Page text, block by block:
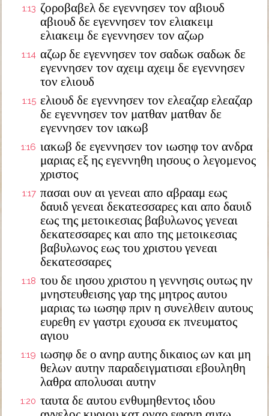
1:13 ζοροβαβελ δε εγεννησεν τον αβιουδ
αβιουδ δε εγεννησεν τον ελιακειμ
ελιακειμ δε εγεννησεν τον αζωρ
1:14 αζωρ δε εγεννησεν τον σαδωκ σαδωκ δε
εγεννησεν τον αχειμ αχειμ δε εγεννησεν
τον ελιουδ
1:15 ελιουδ δε εγεννησεν τον ελεαζαρ ελεαζαρ
δε εγεννησεν τον ματθαν ματθαν δε
εγεννησεν τον ιακωβ
1:16 ιακωβ δε εγεννησεν τον ιωσηφ τον ανδρα
μαριας εξ ης εγεννηθη ιησους ο λεγομενος
χριστος
1:17 πασαι ουν αι γενεαι απο αβρααμ εως
δαυιδ γενεαι δεκατεσσαρες και απο δαυιδ
εως της μετοικεσιας βαβυλωνος γενεαι
δεκατεσσαρες και απο της μετοικεσιας
βαβυλωνος εως του χριστου γενεαι
δεκατεσσαρες
1:18 του δε ιησου χριστου η γεννησις ουτως ην
μνηστευθεισης γαρ της μητρος αυτου
μαριας τω ιωσηφ πριν η συνελθειν αυτους
ευρεθη εν γαστρι εχουσα εκ πνευματος
αγιου
1:19 ιωσηφ δε ο ανηρ αυτης δικαιος ων και μη
θελων αυτην παραδειγματισαι εβουληθη
λαθρα απολυσαι αυτην
1:20 ταυτα δε αυτου ενθυμηθεντος ιδου